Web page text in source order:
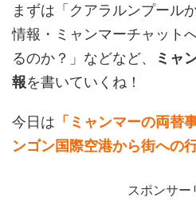
まずは「クアラルンプール
情報・ミャンマーチャット
るのか？」などなど、
ミャ
報を書いていくね！
今日は 「ミャンマーの両替
ンゴン国際空港から街への
スポンサー